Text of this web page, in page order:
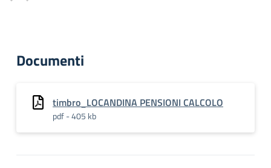
Documenti
timbro_LOCANDINA PENSIONI CALCOLO
pdf - 405 kb